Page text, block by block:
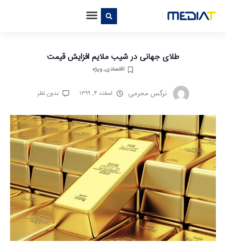
طلای جهانی در شیب ملایم افزایش قیمت
اقتصادی,ویژه
نرگس محرمی اسفند ۴, ۱۳۹۹ بدون نظر